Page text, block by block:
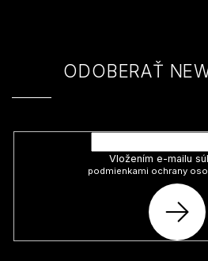
ODOBERAŤ
Vložením e-mailu
podmienkami ochrany
SA